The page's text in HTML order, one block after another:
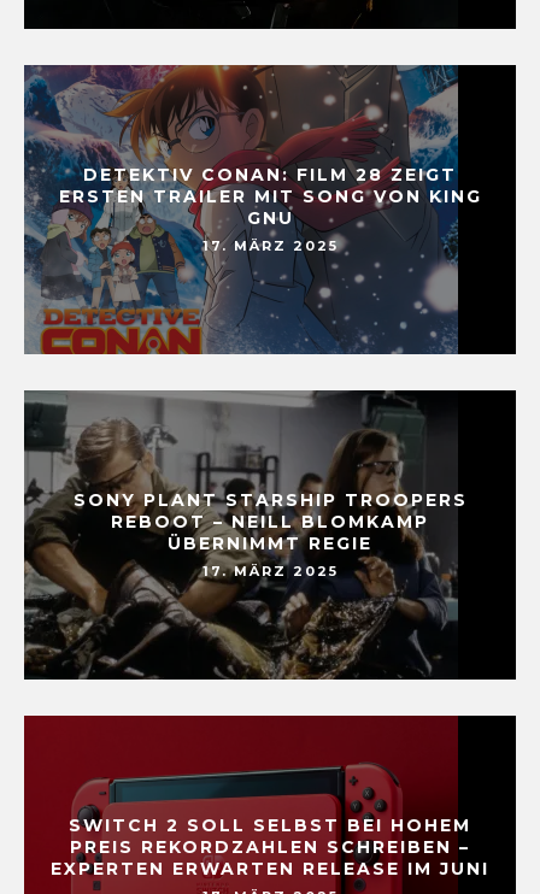
DETEKTIV CONAN: FILM 28 ZEIGT
ERSTEN TRAILER MIT SONG VON KING
GNU
17. MÄRZ 2025
SONY PLANT STARSHIP TROOPERS
REBOOT – NEILL BLOMKAMP
ÜBERNIMMT REGIE
17. MÄRZ 2025
SWITCH 2 SOLL SELBST BEI HOHEM
PREIS REKORDZAHLEN SCHREIBEN –
EXPERTEN ERWARTEN RELEASE IM JUNI